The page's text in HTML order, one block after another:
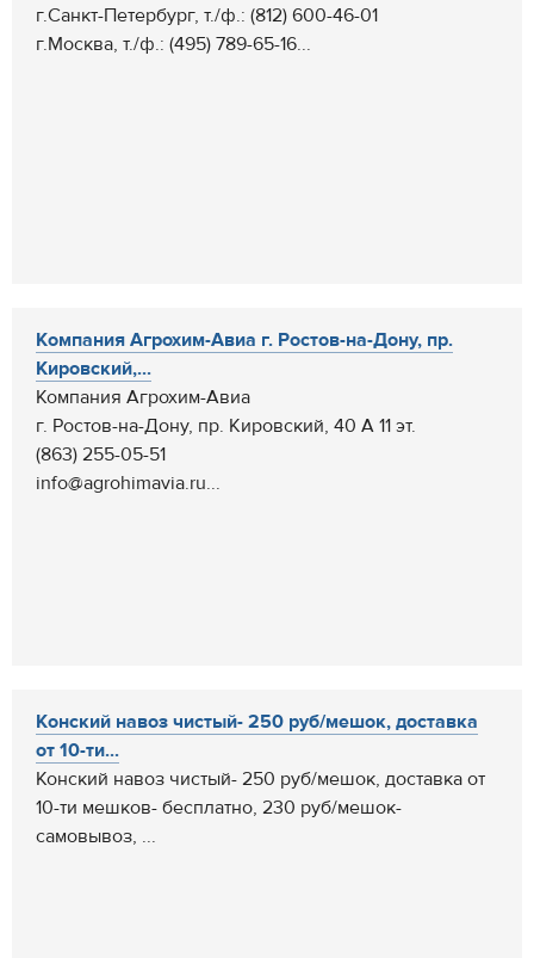
г.Санкт-Петербург, т./ф.: (812) 600-46-01
г.Москва, т./ф.: (495) 789-65-16...
Компания Агрохим-Авиа г. Ростов-на-Дону, пр.
Кировский,...
Компания Агрохим-Авиа
г. Ростов-на-Дону, пр. Кировский, 40 А 11 эт.
(863) 255-05-51
info@agrohimavia.ru...
Конский навоз чистый- 250 руб/мешок, доставка
от 10-ти...
Конский навоз чистый- 250 руб/мешок, доставка от
10-ти мешков- бесплатно, 230 руб/мешок-
самовывоз, ...